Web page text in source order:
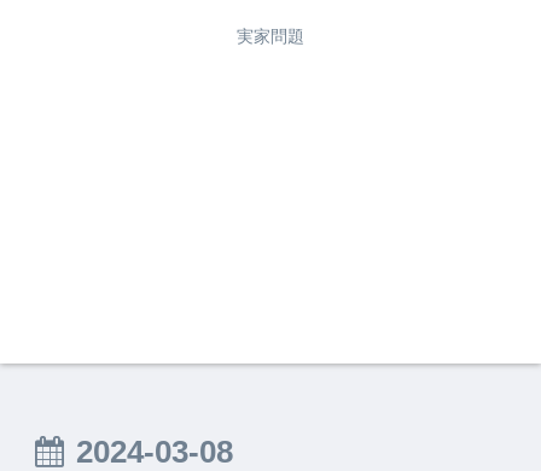
実家問題
2024-03-08